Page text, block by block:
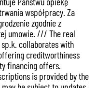
współpracy. Za
zgodnie z
umowie. /// The real
sp.k. collaborates with
creditworthiness
financing offers.
is provided by the